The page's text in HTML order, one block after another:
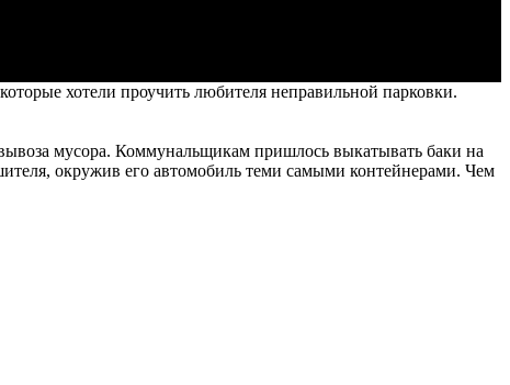
хотели проучить любителя неправильной парковки.
мусора. Коммунальщикам пришлось выкатывать баки на
окружив его автомобиль теми самыми контейнерами. Чем